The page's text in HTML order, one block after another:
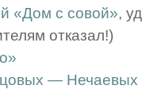
«Дом с совой»,
отказал!)
— Нечаевых